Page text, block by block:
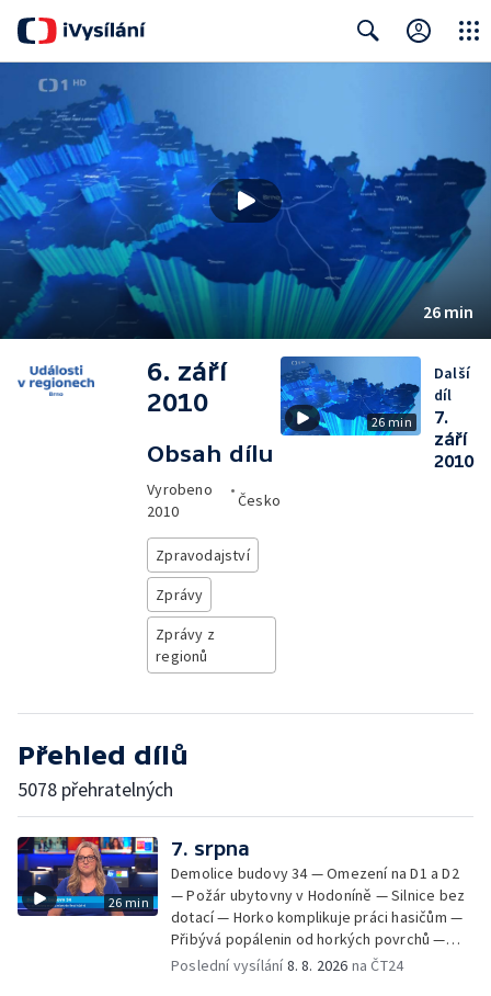
26 min
6. září
2010
Obsah dílu
Vyrobeno
2010
•
Česko
Zpravodajství
Zprávy
Zprávy z
regionů
26 min
Další
díl
7.
září
2010
Přehled dílů
5078 přehratelných
26 min
7. srpna
Demolice budovy 34 — Omezení na D1 a D2
— Požár ubytovny v Hodoníně — Silnice bez
dotací — Horko komplikuje práci hasičům —
Přibývá popálenin od horkých povrchů —
Začíná prodej burčáku — Vedra komplikují
Poslední vysílání8. 8. 2026 na ČT24